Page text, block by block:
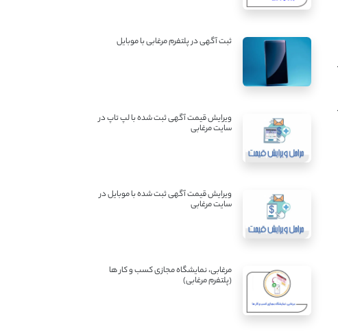
ثبت آگهی در پلتفرم مرغابی با موبایل
ویرایش قیمت آگهی ثبت شده با لپ تاپ در
سایت مرغابی
ویرایش قیمت آگهی ثبت شده با موبایل در
سایت مرغابی
مرغابی، نمایشگاه مجازی کسب و کار ها
(پلتفرم مرغابی)